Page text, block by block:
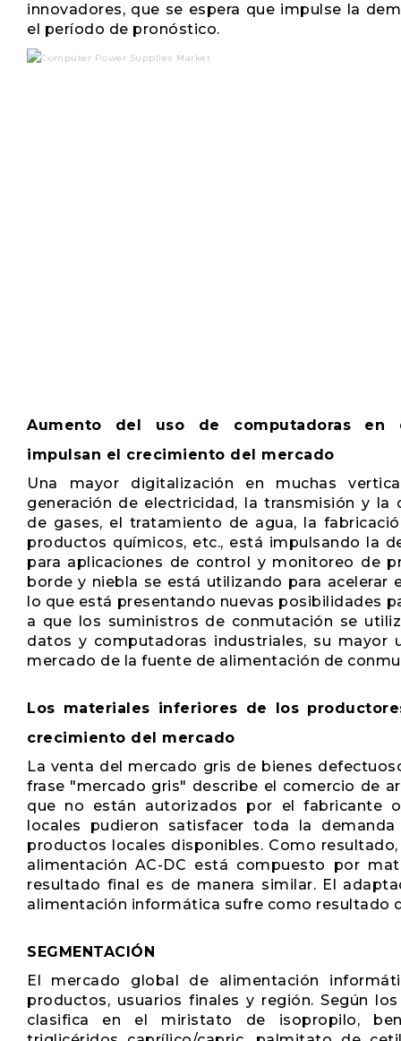
innovadores, que se espera que impulse la
el período de pronóstico.
Aumento del uso de computadoras en
impulsan el crecimiento del mercado
Una mayor digitalización en muchas
generación de electricidad, la transmisión y la
de gases, el tratamiento de agua, la
productos químicos, etc., está impulsando la
para aplicaciones de control y monitoreo de
borde y niebla se está utilizando para acelerar
lo que está presentando nuevas posibilidades
a que los suministros de conmutación se
datos y computadoras industriales, su mayor
mercado de la fuente de alimentación de
Los materiales inferiores de los
crecimiento del mercado
La venta del mercado gris de bienes
frase "mercado gris" describe el comercio de
que no están autorizados por el fabricante
locales pudieron satisfacer toda la
productos locales disponibles. Como
alimentación AC-DC está compuesto por
resultado final es de manera similar. El
alimentación informática sufre como resultado
SEGMENTACIÓN
El mercado global de alimentación
productos, usuarios finales y región. Según
clasifica en el miristato de isopropilo,